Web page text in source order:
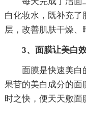
白化妆水，既补充
层，改善肌肤干燥、
3、面膜让美白
面膜是快速美白
果苷的美白成分的面
时之快，便天天敷面